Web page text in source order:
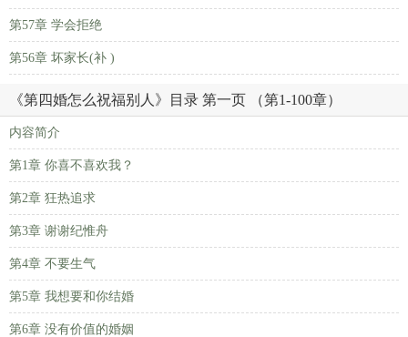
第57章 学会拒绝
第56章 坏家长(补 )
《第四婚怎么祝福别人》目录 第一页 （第1-100章）
内容简介
第1章 你喜不喜欢我？
第2章 狂热追求
第3章 谢谢纪惟舟
第4章 不要生气
第5章 我想要和你结婚
第6章 没有价值的婚姻